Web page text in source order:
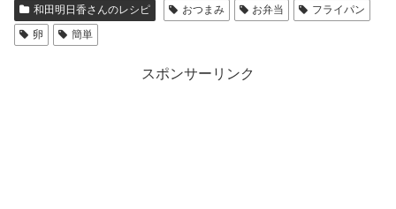
和田明日香さんのレシピ おつまみ お弁当
フライパン
卵
簡単
スポンサーリンク